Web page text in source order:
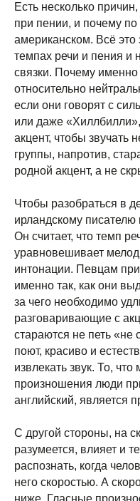
Есть несколько
при пении, и почему
американском. Всё это
темпах речи и пения и
связки. Почему
относительно
если они говорят с
или даже
акцент, чтобы звучать
группы, напротив,
родной акцент, а не
Чтобы разобраться в
ирландскому писателю
Он считает, что темп
уравновешивает
интонации. Певцам
именно так, как они
за чего необходимо
разговаривающие с
стараются не петь «не
поют, красиво и
извлекать звук. То,
произношения люди
английский, является
С другой стороны, на
разумеется, влияет и
распознать, когда
него скоростью. А
ниже. Гласные